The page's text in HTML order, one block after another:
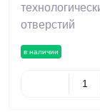
в наличии